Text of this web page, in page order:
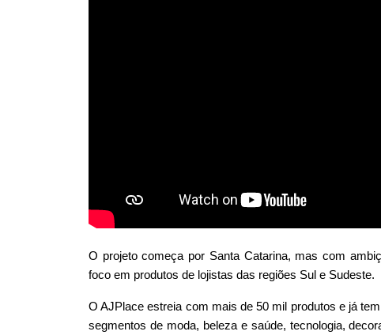
O projeto começa por Santa Catarina, mas com
foco em produtos de lojistas das regiões Sul e Sudeste.
O AJPlace estreia com mais de 50 mil produtos e já
segmentos de moda, beleza e saúde, tecnologia,